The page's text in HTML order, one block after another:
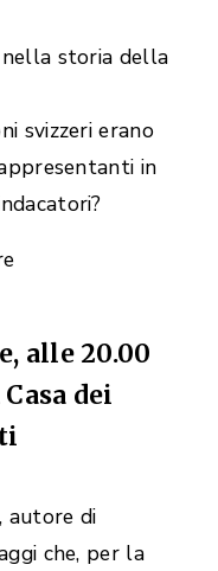
storia della
svizzeri erano
in
alle 20.00
dei
, autore di
che, per la